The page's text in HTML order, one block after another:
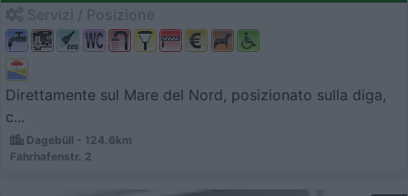
Direttamente sul Mare del Nord, posizionato sulla diga,
c...
Dagebüll - 124.6km
Fahrhafenstr. 2